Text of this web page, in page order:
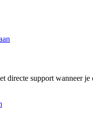
directe support wanneer je